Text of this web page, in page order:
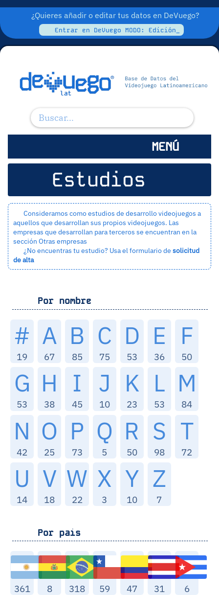
¿Quieres añadir o editar tus datos en DeVuego?
Entrar en DeVuego MODO: Edición_
MENÚ
Estudios
Consideramos como estudios de desarrollo videojuegos a
aquellos que desarrollan sus propios videojuegos. Las
empresas que desarrollan para terceros se encuentran en la
sección Otras empresas
¿No encuentras tu estudio? Usa el formulario de solicitud
de alta
Por nombre
#
19
A
67
B
85
C
75
D
53
E
36
F
50
G
53
H
38
I
45
J
10
K
23
L
53
M
84
N
42
O
25
P
73
Q
5
R
50
S
98
T
72
U
14
V
18
W
22
X
3
Y
10
Z
7
Por pais
361 8 318 59 47 31 6